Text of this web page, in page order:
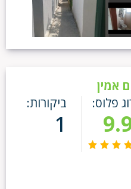
אמין
פלוס:
ביקורות:
1